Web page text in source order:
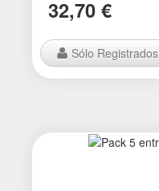
32,70 €
Sólo Registrados